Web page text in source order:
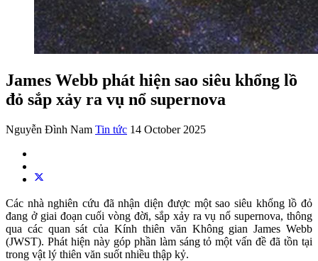
James Webb phát hiện sao siêu khổng lồ
đỏ sắp xảy ra vụ nổ supernova
Nguyễn Đình Nam Tin tức 14 October 2025
Các nhà nghiên cứu đã nhận diện được một sao siêu khổng lồ đỏ
đang ở giai đoạn cuối vòng đời, sắp xảy ra vụ nổ supernova, thông
qua các quan sát của Kính thiên văn Không gian James Webb
(JWST). Phát hiện này góp phần làm sáng tỏ một vấn đề đã tồn tại
trong vật lý thiên văn suốt nhiều thập kỷ.